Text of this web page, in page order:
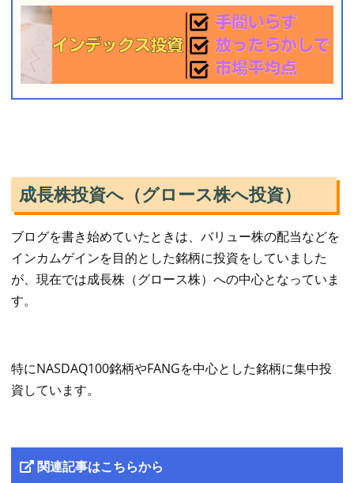
成長株投資へ（グロース株へ投資）
ブログを書き始めていたときは、バリュー株の配当などを
インカムゲインを目的とした銘柄に投資をしていました
が、現在では成長株（グロース株）への中心となっていま
す。
特にNASDAQ100銘柄やFANGを中心とした銘柄に集中投
資しています。
関連記事はこちらから